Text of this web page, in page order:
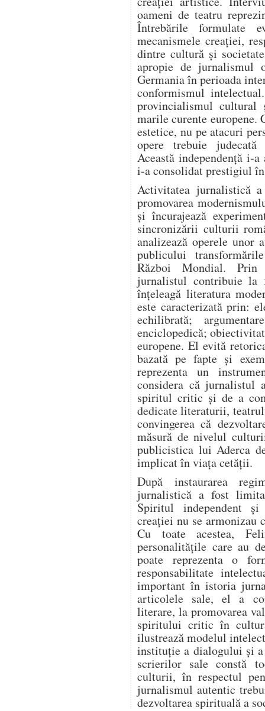
oameni de teatru
Întrebările formulate
mecanismele creației,
dintre cultură și
apropie de jurnalismul
Germania în perioada
conformismul
provincialismul
marile curente europene.
estetice, nu pe atacuri
opere trebuie
Această independență i-
i-a consolidat prestigiul
Activitatea jurnalistică
promovarea
și încurajează
sincronizării culturii
analizează operele unor
publicului
Război Mondial. Prin
jurnalistul contribuie la
înțeleagă literatura
este caracterizată prin:
echilibrată;
enciclopedică;
europene. El evită
bazată pe fapte și
reprezenta un
considera că jurnalistul
spiritul critic și de a
dedicate literaturii,
convingerea că
măsură de nivelul
publicistica lui Aderca
implicat în viața cetății.
După instaurarea
jurnalistică a fost
Spiritul independent
creației nu se armonizau
Cu toate acestea,
personalitățile care au
poate reprezenta o
responsabilitate
important în istoria
articolele sale, el a
literare, la promovarea
spiritului critic în
ilustrează modelul
instituție a dialogului și
scrierilor sale constă
culturii, în respectul
jurnalismul autentic
dezvoltarea spirituală a